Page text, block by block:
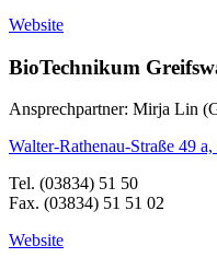
Website
BioTechnikum
Ansprechpartner: Mirja Lin
Walter-Rathenau-Straße 49
Tel. (03834) 51 50
Fax. (03834) 51 51 02
Website